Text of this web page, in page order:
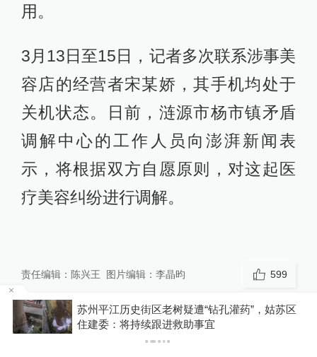
用。
3月13日至15日，记者多次联系涉事美
容店的经营者宋某娇，其手机均处于
关机状态。日前，涟源市杨市镇矛盾
调解中心的工作人员向澎湃新闻表
示，将根据双方自愿原则，对这起医
疗美容纠纷进行调解。
责任编辑： 陈兴王 图片编辑： 李晶昀 599
台风“白海豚”将正面“袭击”贯穿浙江，影响时间较
长